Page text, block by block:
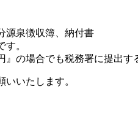
源泉徴収簿、納付書
す。
の場合でも税務署に提出す
いたします。